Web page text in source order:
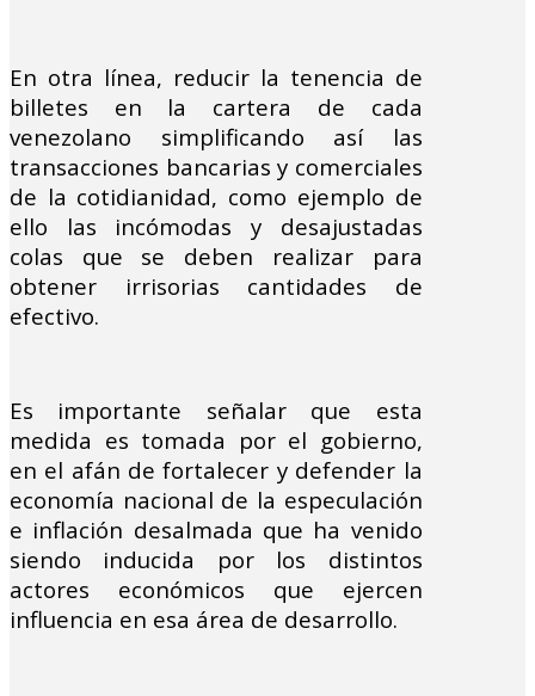
En otra línea, reducir la tenencia de
billetes en la cartera de cada
venezolano simplificando así las
transacciones bancarias y comerciales
de la cotidianidad, como ejemplo de
ello las incómodas y desajustadas
colas que se deben realizar para
obtener irrisorias cantidades de
efectivo.
Es importante señalar que esta
medida es tomada por el gobierno,
en el afán de fortalecer y defender la
economía nacional de la especulación
e inflación desalmada que ha venido
siendo inducida por los distintos
actores económicos que ejercen
influencia en esa área de desarrollo.